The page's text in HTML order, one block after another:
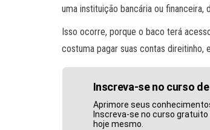
uma instituição bancária ou
Isso ocorre, porque o baco terá
costuma pagar suas contas direitinho,
Inscreva-se no curso
Aprimore seus
Inscreva-se no curso
hoje mesmo.